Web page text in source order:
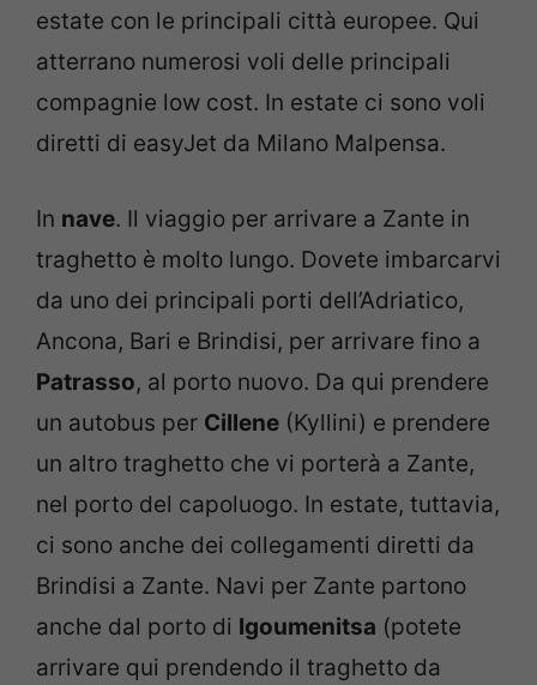
estate con le principali città europee. Qui
atterrano numerosi voli delle principali
compagnie low cost. In estate ci sono voli
diretti di easyJet da Milano Malpensa.
In nave. Il viaggio per arrivare a Zante in
traghetto è molto lungo. Dovete imbarcarvi
da uno dei principali porti dell’Adriatico,
Ancona, Bari e Brindisi, per arrivare fino a
Patrasso, al porto nuovo. Da qui prendere
un autobus per Cillene (Kyllini) e prendere
un altro traghetto che vi porterà a Zante,
nel porto del capoluogo. In estate, tuttavia,
ci sono anche dei collegamenti diretti da
Brindisi a Zante. Navi per Zante partono
anche dal porto di Igoumenitsa (potete
arrivare qui prendendo il traghetto da